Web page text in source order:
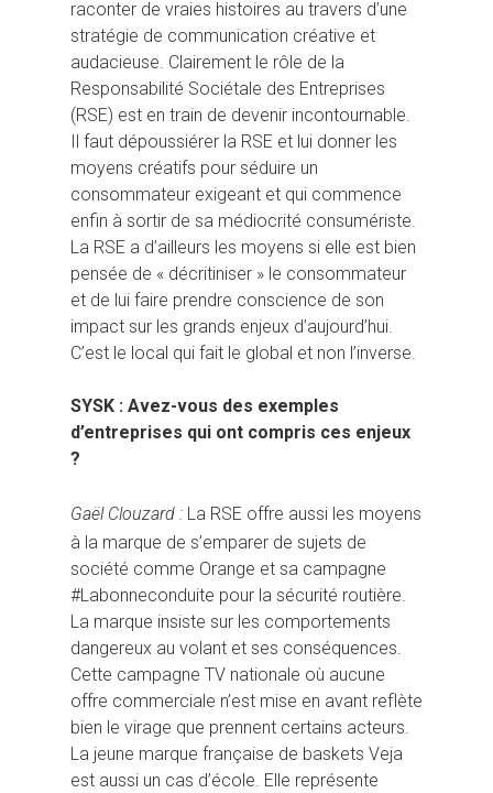
raconter de vraies histoires au travers d’une
stratégie de communication créative et
audacieuse. Clairement le rôle de la
Responsabilité Sociétale des Entreprises
(RSE) est en train de devenir incontournable.
Il faut dépoussiérer la RSE et lui donner les
moyens créatifs pour séduire un
consommateur exigeant et qui commence
enfin à sortir de sa médiocrité consumériste.
La RSE a d’ailleurs les moyens si elle est bien
pensée de « décritiniser » le consommateur
et de lui faire prendre conscience de son
impact sur les grands enjeux d’aujourd’hui.
C’est le local qui fait le global et non l’inverse.
SYSK : Avez-vous des exemples
d’entreprises qui ont compris ces enjeux
?
Gaël Clouzard : La RSE offre aussi les moyens
à la marque de s’emparer de sujets de
société comme Orange et sa campagne
#Labonneconduite pour la sécurité routière.
La marque insiste sur les comportements
dangereux au volant et ses conséquences.
Cette campagne TV nationale où aucune
offre commerciale n’est mise en avant reflète
bien le virage que prennent certains acteurs.
La jeune marque française de baskets Veja
est aussi un cas d’école. Elle représente